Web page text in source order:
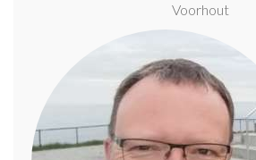
Voorhout